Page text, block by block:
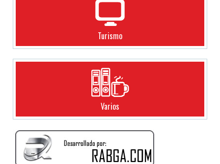
Turismo
Varios